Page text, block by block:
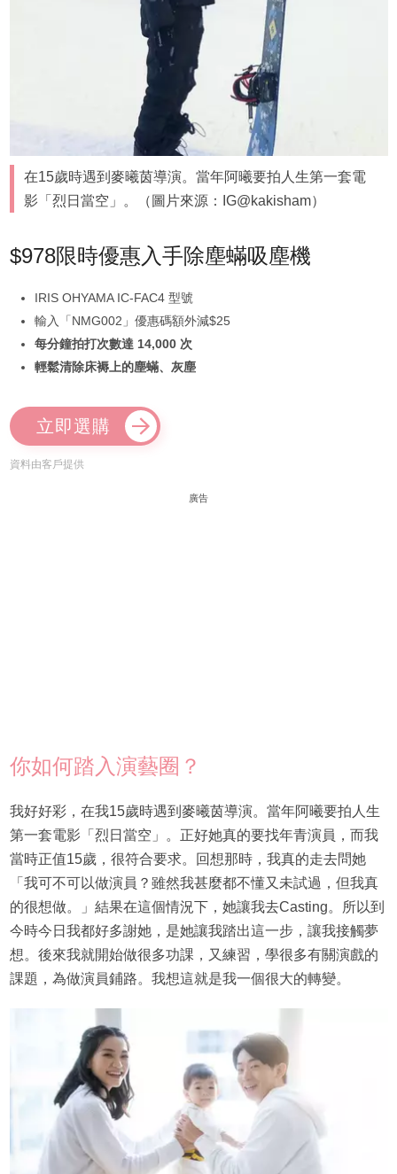
在15歲時遇到麥曦茵導演。當年阿曦要拍人生第一套電
影「烈日當空」。（圖片來源：IG@kakisham）
$978限時優惠入手除塵蟎吸塵機
IRIS OHYAMA IC-FAC4 型號
輸入「NMG002」優惠碼額外減$25
每分鐘拍打次數達 14,000 次
輕鬆清除床褥上的塵蟎、灰塵
立即選購
資料由客戶提供
廣告
你如何踏入演藝圈？
我好好彩，在我15歲時遇到麥曦茵導演。當年阿曦要拍人生
第一套電影「烈日當空」。正好她真的要找年青演員，而我
當時正值15歲，很符合要求。回想那時，我真的走去問她
「我可不可以做演員？雖然我甚麼都不懂又未試過，但我真
的很想做。」結果在這個情況下，她讓我去Casting。所以到
今時今日我都好多謝她，是她讓我踏出這一步，讓我接觸夢
想。後來我就開始做很多功課，又練習，學很多有關演戲的
課題，為做演員鋪路。我想這就是我一個很大的轉變。